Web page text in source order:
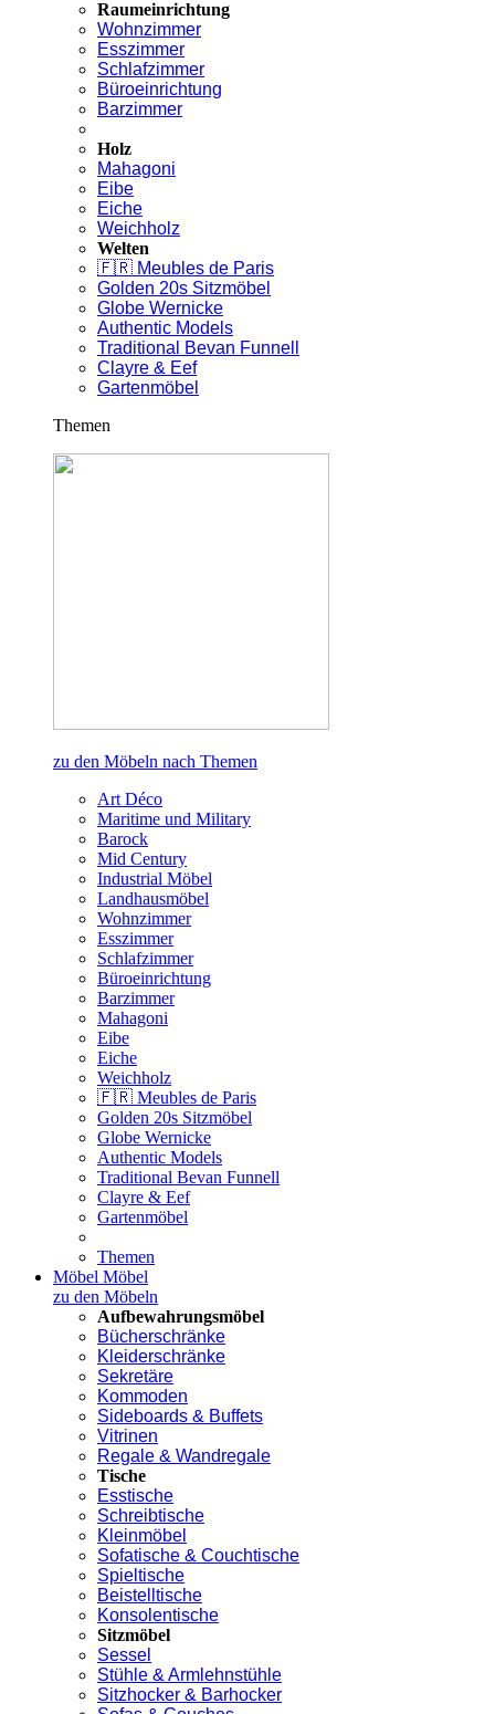
Raumeinrichtung
Wohnzimmer
Esszimmer
Schlafzimmer
Büroeinrichtung
Barzimmer
Holz
Mahagoni
Eibe
Eiche
Weichholz
Welten
🇫🇷 Meubles de Paris
Golden 20s Sitzmöbel
Globe Wernicke
Authentic Models
Traditional Bevan Funnell
Clayre & Eef
Gartenmöbel
Themen
zu den Möbeln nach Themen
Art Déco
Maritime und Military
Barock
Mid Century
Industrial Möbel
Landhausmöbel
Wohnzimmer
Esszimmer
Schlafzimmer
Büroeinrichtung
Barzimmer
Mahagoni
Eibe
Eiche
Weichholz
🇫🇷 Meubles de Paris
Golden 20s Sitzmöbel
Globe Wernicke
Authentic Models
Traditional Bevan Funnell
Clayre & Eef
Gartenmöbel
Themen
Möbel Möbel
zu den Möbeln
Aufbewahrungsmöbel
Bücherschränke
Kleiderschränke
Sekretäre
Kommoden
Sideboards & Buffets
Vitrinen
Regale & Wandregale
Tische
Esstische
Schreibtische
Kleinmöbel
Sofatische & Couchtische
Spieltische
Beistelltische
Konsolentische
Sitzmöbel
Sessel
Stühle & Armlehnstühle
Sitzhocker & Barhocker